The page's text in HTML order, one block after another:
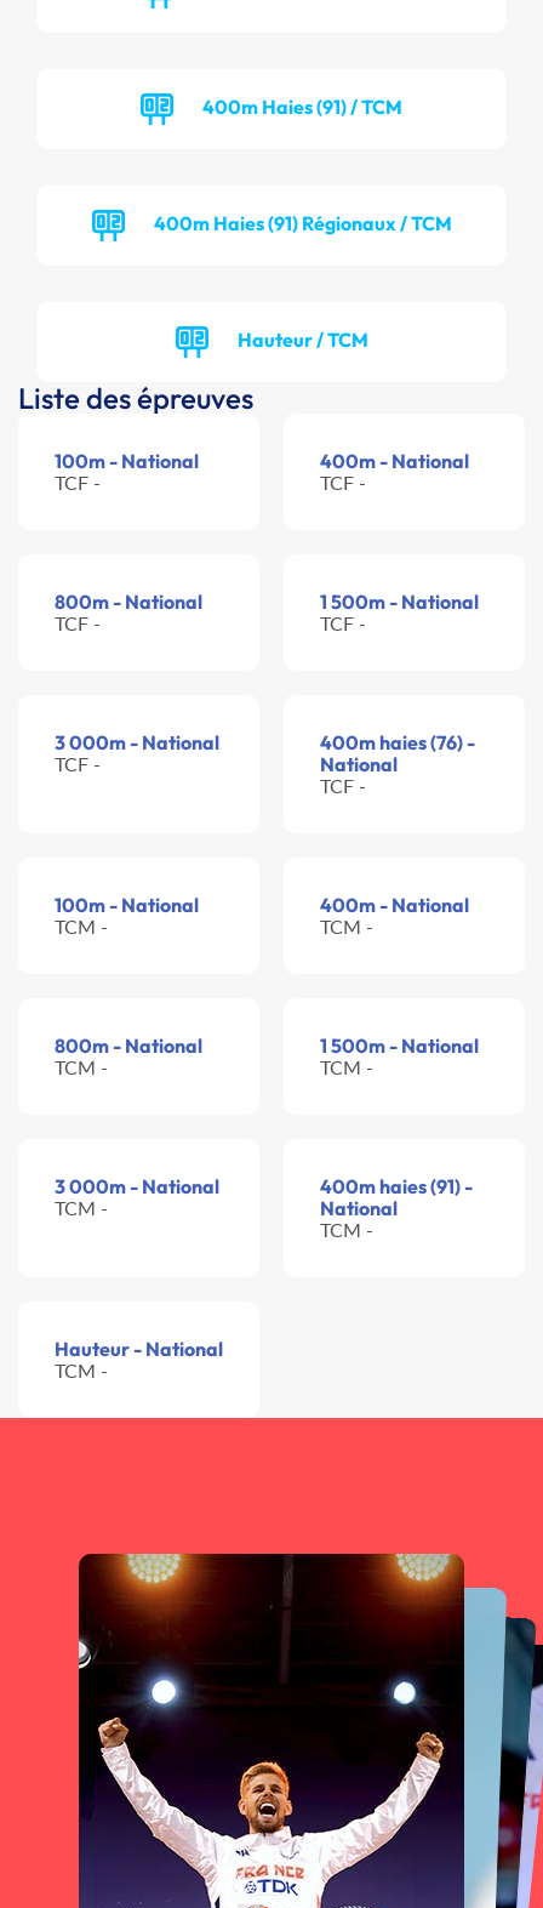
400m Haies (91) / TCM
400m Haies (91) Régionaux / TCM
Hauteur / TCM
Liste des épreuves
100m - National
TCF -
400m - National
TCF -
800m - National
TCF -
1 500m - National
TCF -
3 000m - National
TCF -
400m haies (76) -
National
TCF -
100m - National
TCM -
400m - National
TCM -
800m - National
TCM -
1 500m - National
TCM -
3 000m - National
TCM -
400m haies (91) -
National
TCM -
Hauteur - National
TCM -